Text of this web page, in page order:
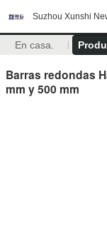
Suzhou Xunshi
En casa.
Barras redondas
mm y 500 mm